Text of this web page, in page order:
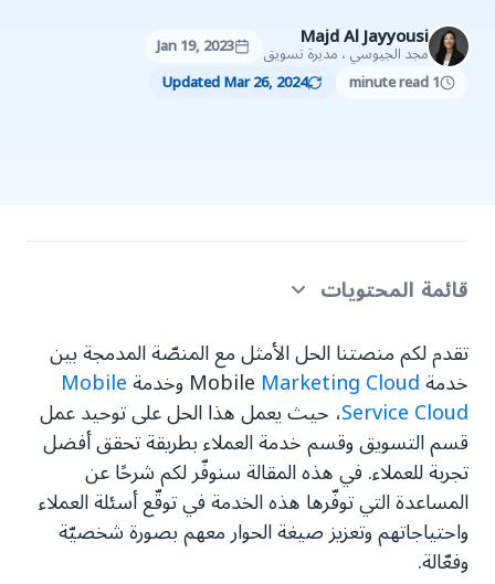
Majd Al Jayyousi
مجد الجيوسي ، مديرة تسويق
Jan 19, 2023
1 minute read
Updated Mar 26, 2024
قائمة المحتويات
تواصل فعّال موجّه خصيصًا لكل عميل
استخدم البيانات لتخصيص خدمة العملاء بما يناسب كل
فرد
خصّص محتوى الحملات التسويقية وفقًا للفئات
المستهدفة
تميّز بخدمة عملاء غير مسبوقة
تقدم لكم منصتنا الحل الأمثل مع المنصّة المدمجة بين
خدمة MobileMarketing Cloud وخدمةMobile
Service Cloud، حيث يعمل هذا الحل على توحيد عمل
قسم التسويق وقسم خدمة العملاء بطريقة تحقق أفضل
تجربة للعملاء. في هذه المقالة سنوفّر لكم شرحًا عن
المساعدة التي توفّرها هذه الخدمة في توقّع أسئلة العملاء
واحتياجاتهم وتعزيز صيغة الحوار معهم بصورة شخصيّة
وفعّالة.